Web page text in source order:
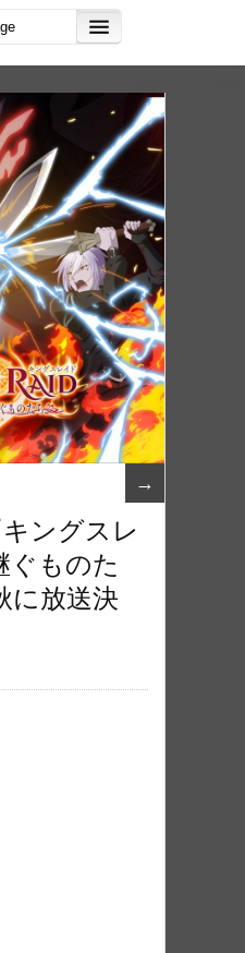
→
ングスレ
ぐものた
に放送決